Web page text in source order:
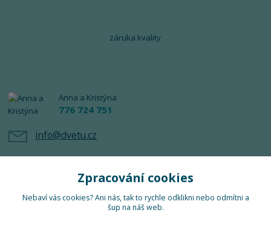
záruka kvality
Anna a Kristýna
776 724 751
info@dvetu.cz
Zpracování cookies
Nebaví vás cookies? Ani nás, tak to rychle odklikni nebo odmítni a
šup na náš web.